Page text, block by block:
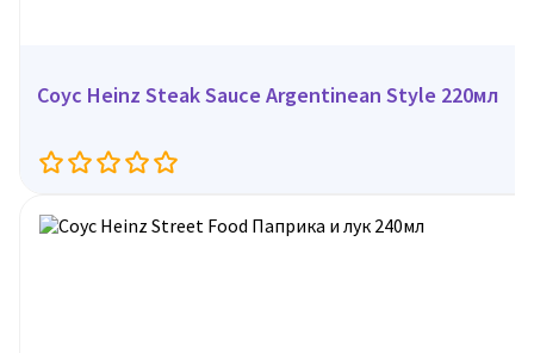
Соус Heinz Steak Sauce Argentinean Style 220мл